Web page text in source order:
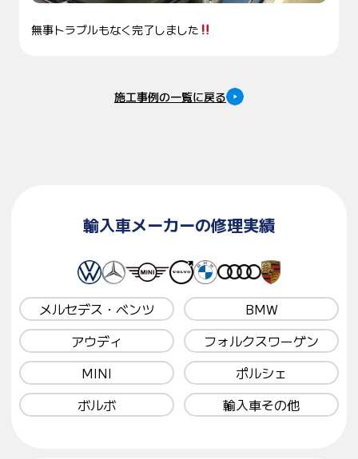
無事トラブルもなく完了しました
施工事例の一覧に戻る
輸入車メーカーの修理実績
メルセデス・ベンツ
BMW
アウディ
フォルクスワーゲン
MINI
ポルシェ
ボルボ
輸入車その他